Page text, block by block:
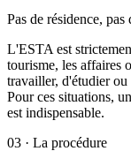
Pas de résidence,
L'ESTA est
tourisme, les affaires
travailler, d'étudier
Pour ces situations,
est indispensable.
03 · La procédure